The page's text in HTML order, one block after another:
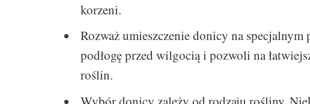
korzeni.
Rozważ umieszczenie donicy na
podłogę przed wilgocią i pozwoli na
roślin.